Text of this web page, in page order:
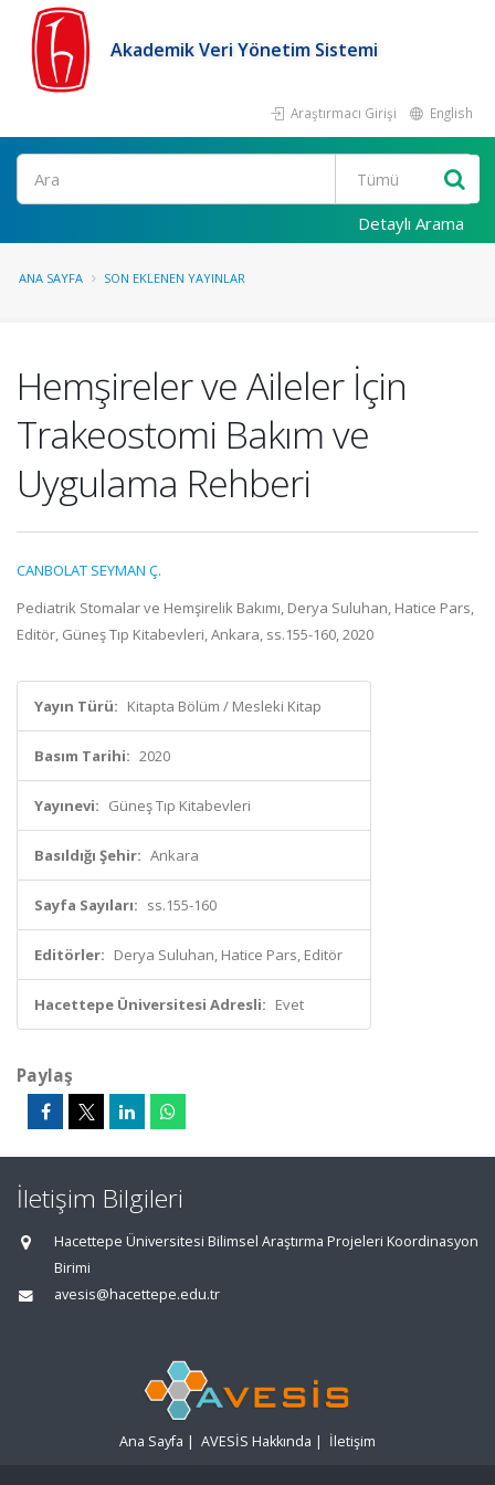
Akademik Veri Yönetim Sistemi
Araştırmacı Girişi English
Ara
Detaylı Arama
ANA SAYFA SON EKLENEN YAYINLAR
Hemşireler ve Aileler İçin
Trakeostomi Bakım ve
Uygulama Rehberi
CANBOLAT SEYMAN Ç.
Pediatrik Stomalar ve Hemşirelik Bakımı, Derya Suluhan, Hatice Pars,
Editör, Güneş Tıp Kitabevleri, Ankara, ss.155-160, 2020
Yayın Türü: Kitapta Bölüm / Mesleki Kitap
Basım Tarihi: 2020
Yayınevi: Güneş Tıp Kitabevleri
Basıldığı Şehir: Ankara
Sayfa Sayıları: ss.155-160
Editörler: Derya Suluhan, Hatice Pars, Editör
Hacettepe Üniversitesi Adresli: Evet
Paylaş
İletişim Bilgileri
Hacettepe Üniversitesi Bilimsel Araştırma Projeleri Koordinasyon
Birimi
avesis@hacettepe.edu.tr
Ana Sayfa | AVESİS Hakkında | İletişim